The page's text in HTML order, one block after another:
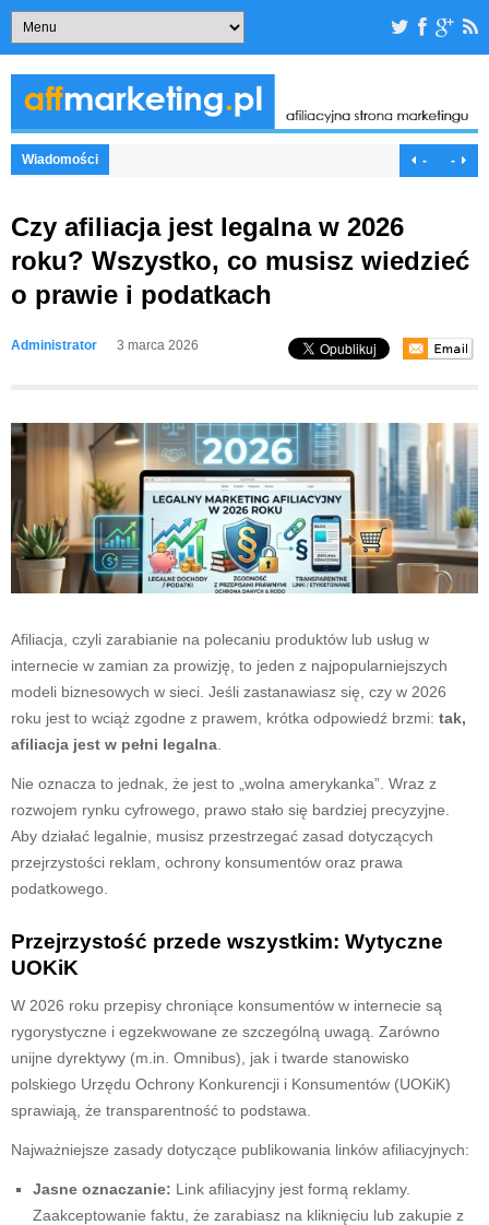
Wiadomości - -
Czy afiliacja jest legalna w 2026
roku? Wszystko, co musisz wiedzieć
o prawie i podatkach
Administrator 3 marca 2026
Afiliacja, czyli zarabianie na polecaniu produktów lub usług w
internecie w zamian za prowizję, to jeden z najpopularniejszych
modeli biznesowych w sieci. Jeśli zastanawiasz się, czy w 2026
roku jest to wciąż zgodne z prawem, krótka odpowiedź brzmi: tak,
afiliacja jest w pełni legalna
Nie oznacza to jednak, że jest to „wolna amerykanka”. Wraz z
rozwojem rynku cyfrowego, prawo stało się bardziej precyzyjne.
Aby działać legalnie, musisz przestrzegać zasad dotyczących
przejrzystości reklam, ochrony konsumentów oraz prawa
podatkowego.
Przejrzystość przede wszystkim: Wytyczne
UOKiK
W 2026 roku przepisy chroniące konsumentów w internecie są
rygorystyczne i egzekwowane ze szczególną uwagą. Zarówno
unijne dyrektywy (m.in. Omnibus), jak i twarde stanowisko
polskiego Urzędu Ochrony Konkurencji i Konsumentów (UOKiK)
sprawiają, że transparentność to podstawa.
Najważniejsze zasady dotyczące publikowania linków afiliacyjnych:
Jasne oznaczanie: Link afiliacyjny jest formą reklamy.
Zaakceptowanie faktu, że zarabiasz na kliknięciu lub zakupie z